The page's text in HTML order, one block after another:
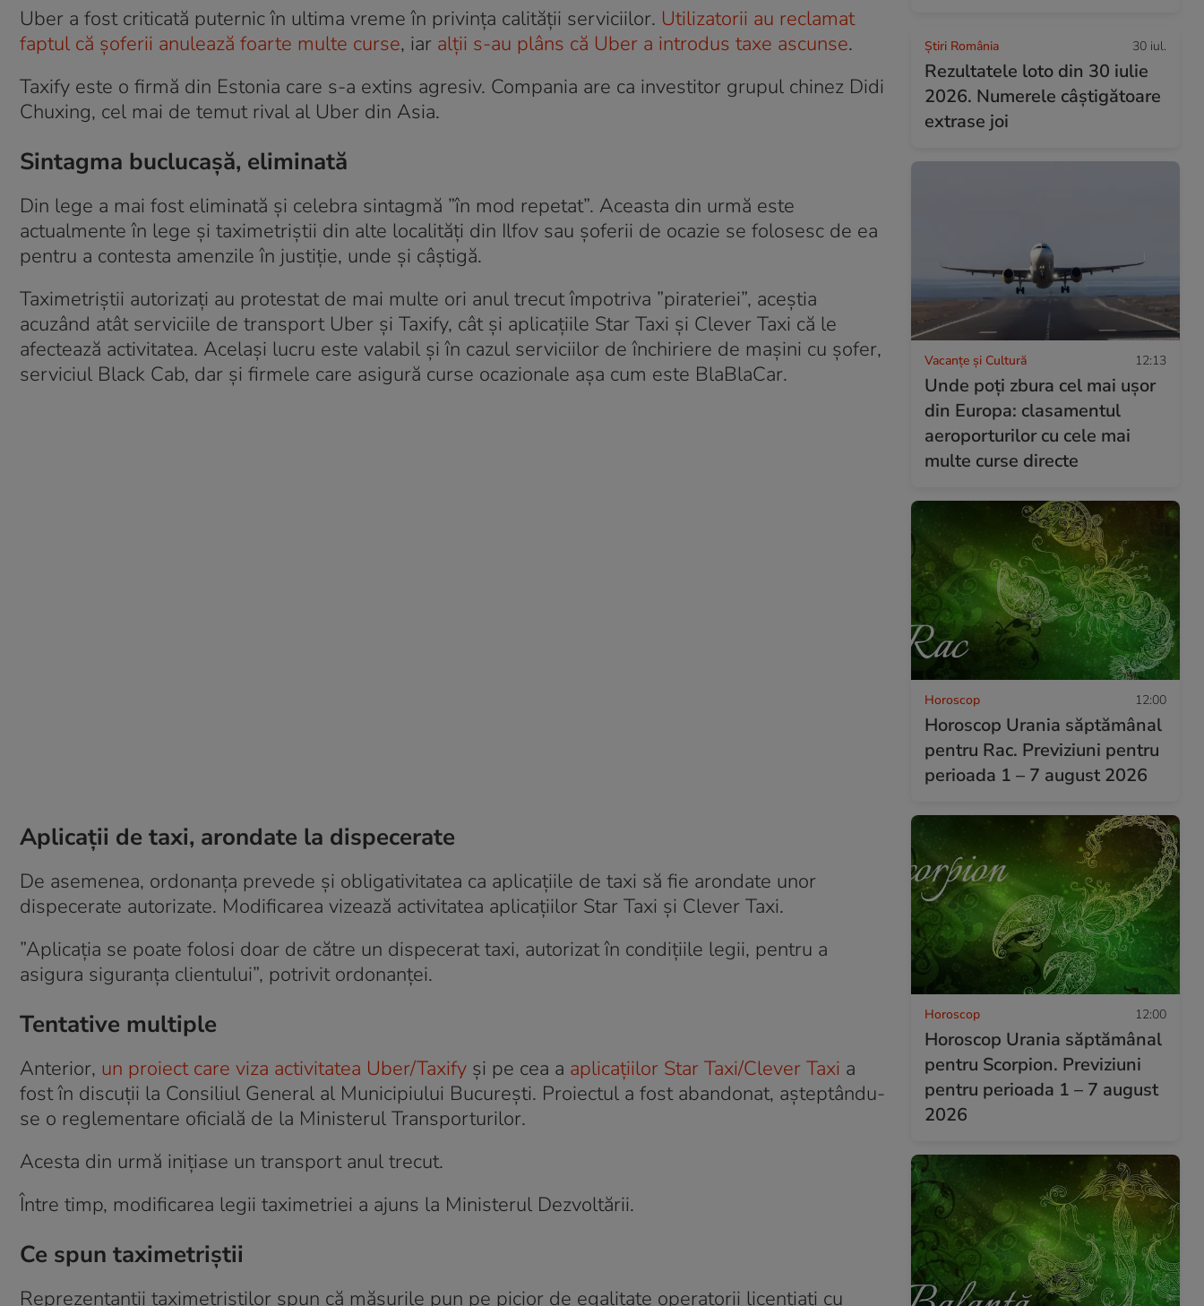
Uber a fost criticată puternic în ultima vreme în privința calității serviciilor. Utilizatorii au reclamat
faptul că șoferii anulează foarte multe curse, iar alții s-au plâns că Uber a introdus taxe ascunse.
Taxify este o firmă din Estonia care s-a extins agresiv. Compania are ca investitor grupul chinez Didi
Chuxing, cel mai de temut rival al Uber din Asia.
Sintagma buclucașă, eliminată
Din lege a mai fost eliminată și celebra sintagmă ”în mod repetat”. Aceasta din urmă este
actualmente în lege și taximetriștii din alte localități din Ilfov sau șoferii de ocazie se folosesc de ea
pentru a contesta amenzile în justiție, unde și câștigă.
Taximetriștii autorizați au protestat de mai multe ori anul trecut împotriva ”pirateriei”, aceștia
acuzând atât serviciile de transport Uber și Taxify, cât și aplicațiile Star Taxi și Clever Taxi că le
afectează activitatea. Același lucru este valabil și în cazul serviciilor de închiriere de mașini cu șofer,
serviciul Black Cab, dar și firmele care asigură curse ocazionale așa cum este BlaBlaCar.
Aplicații de taxi, arondate la dispecerate
De asemenea, ordonanța prevede și obligativitatea ca aplicațiile de taxi să fie arondate unor
dispecerate autorizate. Modificarea vizează activitatea aplicațiilor Star Taxi și Clever Taxi.
”Aplicația se poate folosi doar de către un dispecerat taxi, autorizat în condițiile legii, pentru a
asigura siguranța clientului”, potrivit ordonanței.
Tentative multiple
Anterior, un proiect care viza activitatea Uber/Taxify și pe cea a aplicațiilor Star Taxi/Clever Taxi a
fost în discuții la Consiliul General al Municipiului București. Proiectul a fost abandonat, așteptându-
se o reglementare oficială de la Ministerul Transporturilor.
Acesta din urmă inițiase un transport anul trecut.
Între timp, modificarea legii taximetriei a ajuns la Ministerul Dezvoltării.
Ce spun taximetriștii
Reprezentanții taximetriștilor spun că măsurile pun pe picior de egalitate operatorii licențiați cu
Știri România 30 iul.
Rezultatele loto din 30 iulie
2026. Numerele câștigătoare
extrase joi
Vacanțe și Cultură 12:13
Unde poți zbura cel mai ușor
din Europa: clasamentul
aeroporturilor cu cele mai
multe curse directe
Horoscop 12:00
Horoscop Urania săptămânal
pentru Rac. Previziuni pentru
perioada 1 – 7 august 2026
Horoscop 12:00
Horoscop Urania săptămânal
pentru Scorpion. Previziuni
pentru perioada 1 – 7 august
2026